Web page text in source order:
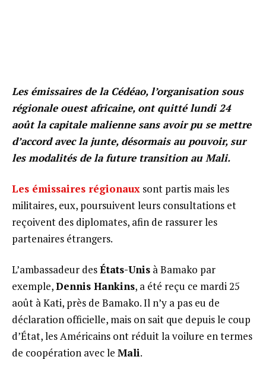
Les émissaires de la Cédéao, l’organisation sous
régionale ouest africaine, ont quitté lundi 24
août la capitale malienne sans avoir pu se mettre
d’accord avec la junte, désormais au pouvoir, sur
les modalités de la future transition au Mali.
Les émissaires régionaux sont partis mais les
militaires, eux, poursuivent leurs consultations et
reçoivent des diplomates, afin de rassurer les
partenaires étrangers.
L’ambassadeur desÉtats-Unis à Bamako par
exemple,Dennis Hankins, a été reçu ce mardi 25
août à Kati, près de Bamako. Il n’y a pas eu de
déclaration officielle, mais on sait que depuis le coup
d’État, les Américains ont réduit la voilure en termes
de coopération avec le Mali.